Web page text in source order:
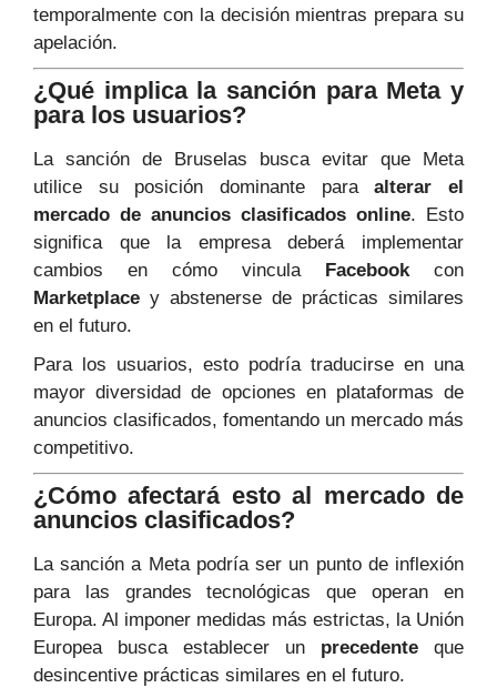
temporalmente con la decisión mientras prepara su
apelación.
¿Qué implica la sanción para Meta y
para los usuarios?
La sanción de Bruselas busca evitar que Meta
utilice su posición dominante paraalterar el
mercado de anuncios clasificados online. Esto
significa que la empresa deberá implementar
cambios en cómo vincula Facebookcon
Marketplace y abstenerse de prácticas similares
en el futuro.
Para los usuarios, esto podría traducirse en una
mayor diversidad de opciones en plataformas de
anuncios clasificados, fomentando un mercado más
competitivo.
¿Cómo afectará esto al mercado de
anuncios clasificados?
La sanción a Meta podría ser un punto de inflexión
para las grandes tecnológicas que operan en
Europa. Al imponer medidas más estrictas, la Unión
Europea busca establecer un precedente que
desincentive prácticas similares en el futuro.